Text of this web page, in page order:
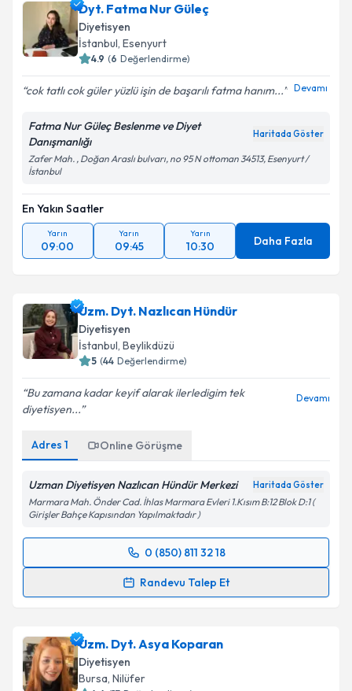
Dyt. Fatma Nur Güleç
Diyetisyen
İstanbul, Esenyurt
4.9 (6 Değerlendirme)
cok tatlı cok güler yüzlü işin de başarılı fatma hanım... Devamı
Fatma Nur Güleç Beslenme ve Diyet
Danışmanlığı
Haritada Göster
Zafer Mah. , Doğan Araslı bulvarı, no 95 N ottoman 34513, Esenyurt /
İstanbul
En Yakın Saatler
Yarın
09:00
Yarın
09:45
Yarın
10:30 Daha Fazla
Uzm. Dyt. Nazlıcan Hündür
Diyetisyen
İstanbul, Beylikdüzü
5 (44 Değerlendirme)
Bu zamana kadar keyif alarak ilerledigim tek
diyetisyen...
Devamı
Adres 1 Online Görüşme
Uzman Diyetisyen Nazlıcan Hündür Merkezi Haritada Göster
Marmara Mah. Önder Cad. İhlas Marmara Evleri 1.Kısım B:12 Blok D:1 (
Girişler Bahçe Kapısından Yapılmaktadır )
0 (850) 811 32 18
Randevu Talep Et
Randevu Takvimi Talebi
için bir takvim hazırlandığında e-posta ile
bilgilendireceğiz.
Uzm. Dyt. Asya Koparan
Diyetisyen
Bursa, Nilüfer